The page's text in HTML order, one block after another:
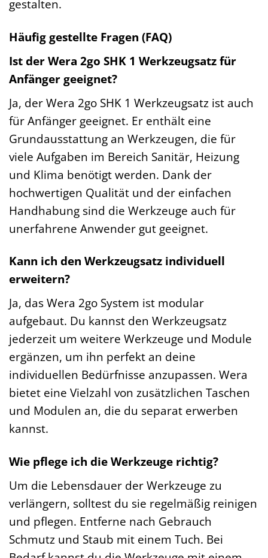
gestalten.
Häufig gestellte Fragen (FAQ)
Ist der Wera 2go SHK 1 Werkzeugsatz für
Anfänger geeignet?
Ja, der Wera 2go SHK 1 Werkzeugsatz ist auch
für Anfänger geeignet. Er enthält eine
Grundausstattung an Werkzeugen, die für
viele Aufgaben im Bereich Sanitär, Heizung
und Klima benötigt werden. Dank der
hochwertigen Qualität und der einfachen
Handhabung sind die Werkzeuge auch für
unerfahrene Anwender gut geeignet.
Kann ich den Werkzeugsatz individuell
erweitern?
Ja, das Wera 2go System ist modular
aufgebaut. Du kannst den Werkzeugsatz
jederzeit um weitere Werkzeuge und Module
ergänzen, um ihn perfekt an deine
individuellen Bedürfnisse anzupassen. Wera
bietet eine Vielzahl von zusätzlichen Taschen
und Modulen an, die du separat erwerben
kannst.
Wie pflege ich die Werkzeuge richtig?
Um die Lebensdauer der Werkzeuge zu
verlängern, solltest du sie regelmäßig reinigen
und pflegen. Entferne nach Gebrauch
Schmutz und Staub mit einem Tuch. Bei